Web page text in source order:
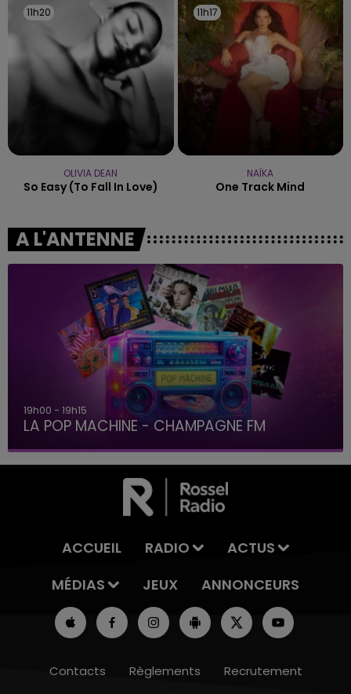
11h20
11h20
OLIVIA DEAN
So Easy (to Fall In Love)
11h17
11h17
NAÏKA
One Track Mind
A L'ANTENNE
19h00 - 19h15
LA POP MACHINE - CHAMPAGNE FM
ACCUEIL RADIO
ACTUS
MÉDIAS
JEUX ANNONCEURS
Contacts Règlements Recrutement